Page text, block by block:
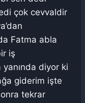
çok cevvaldir
Fatma abla
iş
diyor ki
giderim işte
tekrar